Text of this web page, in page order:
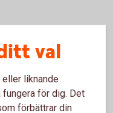
ut att komma från
eller någon du
lura dig. Bedragare
för att skapa
val
liknande
för dig. Det
förbättrar din